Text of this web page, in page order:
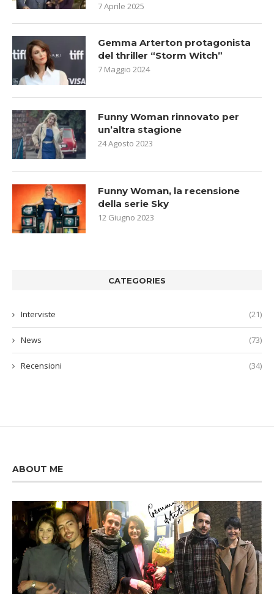
7 Aprile 2025
Gemma Arterton protagonista
del thriller “Storm Witch”
7 Maggio 2024
Funny Woman rinnovato per
un’altra stagione
24 Agosto 2023
Funny Woman, la recensione
della serie Sky
12 Giugno 2023
CATEGORIES
Interviste (21)
News (73)
Recensioni (34)
ABOUT ME